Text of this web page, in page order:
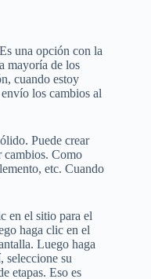
una opción con la
mayoría de los
cuando estoy
los cambios al
Puede crear
cambios. Como
etc. Cuando
en el sitio para el
haga clic en el
Luego haga
seleccione su
etapas. Eso es